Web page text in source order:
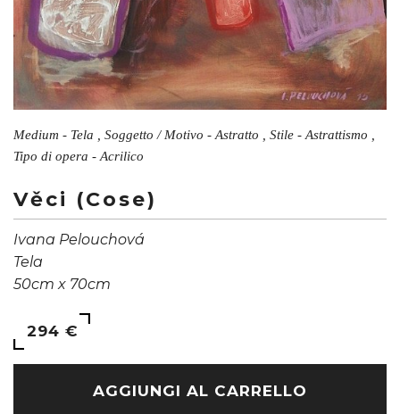
Medium - Tela , Soggetto / Motivo - Astratto , Stile - Astrattismo ,
Tipo di opera - Acrilico
Věci (Cose)
Ivana Pelouchová
Tela
50cm x 70cm
294 €
AGGIUNGI AL CARRELLO